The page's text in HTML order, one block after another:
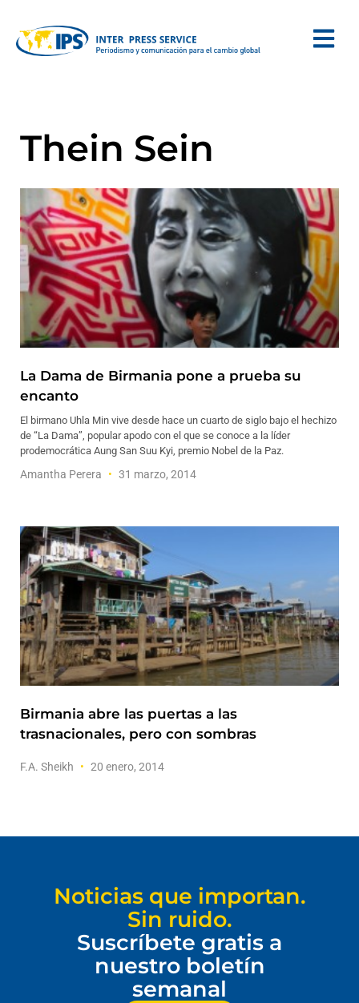
Thein Sein
La Dama de Birmania pone a prueba su
encanto
El birmano Uhla Min vive desde hace un cuarto de siglo bajo el hechizo
de “La Dama”, popular apodo con el que se conoce a la líder
prodemocrática Aung San Suu Kyi, premio Nobel de la Paz.
Amantha Perera 31 marzo, 2014
Birmania abre las puertas a las
trasnacionales, pero con sombras
F.A. Sheikh 20 enero, 2014
Noticias que importan.
Sin ruido.
Suscríbete gratis a
nuestro boletín
semanal